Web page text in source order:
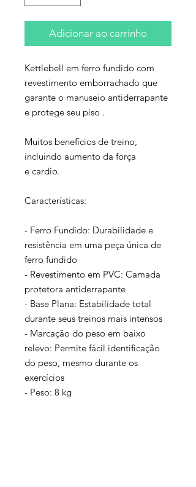
Adicionar ao carrinho
Kettlebell em ferro fundido com
revestimento emborrachado que
garante o manuseio antiderrapante
e protege seu piso .
Muitos benefícios de treino,
incluindo aumento da força
e cardio.
Características:
- Ferro Fundido: Durabilidade e
resistência em uma peça única de
ferro fundido
- Revestimento em PVC: Camada
protetora antiderrapante
- Base Plana: Estabilidade total
durante seus treinos mais intensos
- Marcação do peso em baixo
relevo: Permite fácil identificação
do peso, mesmo durante os
exercícios
- Peso: 8 kg